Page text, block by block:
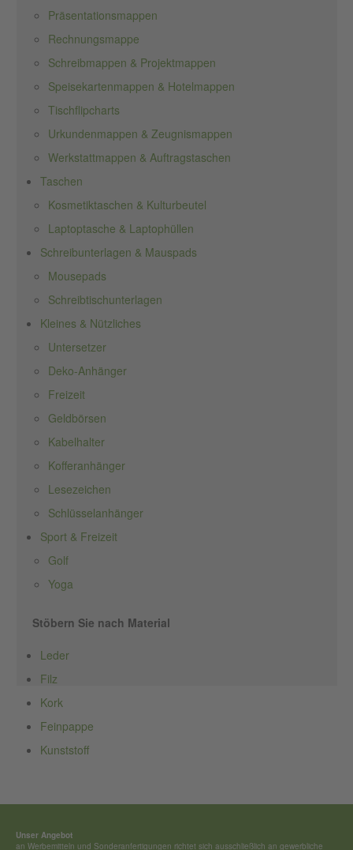
Präsentationsmappen
Rechnungsmappe
Schreibmappen & Projektmappen
Speisekartenmappen & Hotelmappen
Tischflipcharts
Urkundenmappen & Zeugnismappen
Werkstattmappen & Auftragstaschen
Taschen
Kosmetiktaschen & Kulturbeutel
Laptoptasche & Laptophüllen
Schreibunterlagen & Mauspads
Mousepads
Schreibtischunterlagen
Kleines & Nützliches
Untersetzer
Deko-Anhänger
Freizeit
Geldbörsen
Kabelhalter
Kofferanhänger
Lesezeichen
Schlüsselanhänger
Sport & Freizeit
Golf
Yoga
Stöbern Sie nach Material
Leder
Filz
Kork
Feinpappe
Kunststoff
Unser Angebot
an Werbemitteln und Sonderan­fertigungen richtet sich ausschließ­lich an gewerbliche